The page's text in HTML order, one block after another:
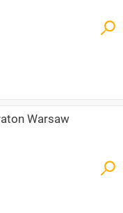
Warsaw